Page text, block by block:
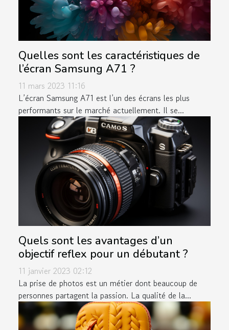
Quelles sont les caractéristiques de
l’écran Samsung A71 ?
11 mars 2023 11:16
L’écran Samsung A71 est l’un des écrans les plus
performants sur le marché actuellement. Il se...
Quels sont les avantages d’un
objectif reflex pour un débutant ?
11 janvier 2023 02:12
La prise de photos est un métier dont beaucoup de
personnes partagent la passion. La qualité de la...